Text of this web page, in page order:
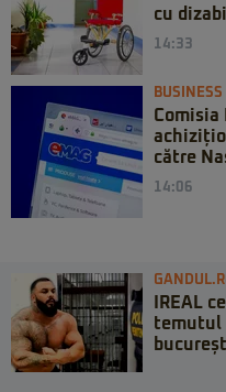
cu
14:33
BUSINESS
Comisia
către
14:06
IREAL
temutul